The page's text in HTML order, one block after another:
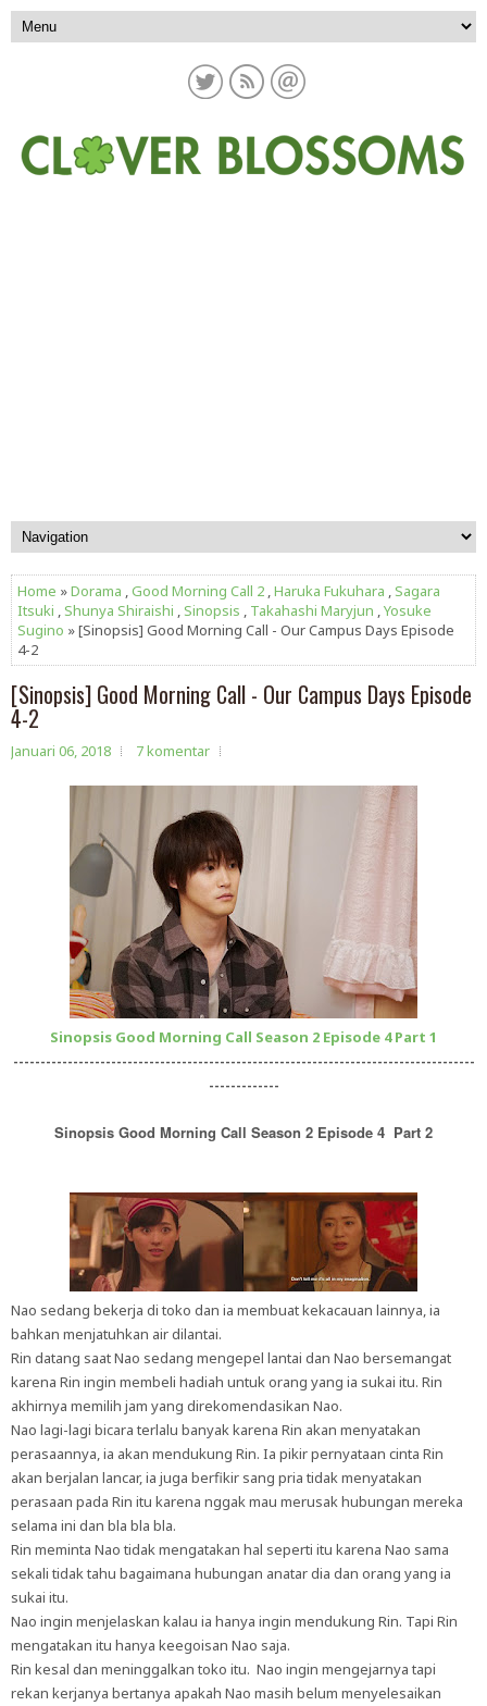
Home »Dorama ,Good Morning Call 2 ,Haruka Fukuhara , Sagara
Itsuki , Shunya Shiraishi , Sinopsis , Takahashi Maryjun ,Yosuke
Sugino » [Sinopsis] Good Morning Call - Our Campus Days Episode
4-2
[Sinopsis] Good Morning Call - Our Campus Days Episode
4-2
Januari 06, 2018 7 komentar
Sinopsis Good Morning Call Season 2 Episode 4 Part 1
-------------------------------------------------------------------------------------
-------------
Sinopsis Good Morning Call Season 2 Episode 4 Part 2
Nao sedang bekerja di toko dan ia membuat kekacauan lainnya, ia
bahkan menjatuhkan air dilantai.
Rin datang saat Nao sedang mengepel lantai dan Nao bersemangat
karena Rin ingin membeli hadiah untuk orang yang ia sukai itu. Rin
akhirnya memilih jam yang direkomendasikan Nao.
Nao lagi-lagi bicara terlalu banyak karena Rin akan menyatakan
perasaannya, ia akan mendukung Rin. Ia pikir pernyataan cinta Rin
akan berjalan lancar, ia juga berfikir sang pria tidak menyatakan
perasaan pada Rin itu karena nggak mau merusak hubungan mereka
selama ini dan bla bla bla.
Rin meminta Nao tidak mengatakan hal seperti itu karena Nao sama
sekali tidak tahu bagaimana hubungan anatar dia dan orang yang ia
sukai itu.
Nao ingin menjelaskan kalau ia hanya ingin mendukung Rin. Tapi Rin
mengatakan itu hanya keegoisan Nao saja.
Rin kesal dan meninggalkan toko itu. Nao ingin mengejarnya tapi
rekan kerjanya bertanya apakah Nao masih belum menyelesaikan